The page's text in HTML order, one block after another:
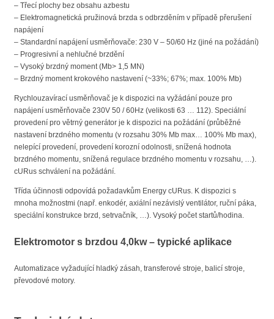
– Třecí plochy bez obsahu azbestu
– Elektromagnetická pružinová brzda s odbrzděním v případě přerušení
napájení
– Standardní napájení usměrňovače: 230 V – 50/60 Hz (jiné na požádání)
– Progresivní a nehlučné brzdění
– Vysoký brzdný moment (Mb> 1,5 MN)
– Brzdný moment krokového nastavení (~33%; 67%; max. 100% Mb)
Rychlouzavírací usměrňovač je k dispozici na vyžádání pouze pro
napájení usměrňovače 230V 50 / 60Hz (velikosti 63 … 112). Speciální
provedení pro větrný generátor je k dispozici na požádání (průběžné
nastavení brzdného momentu (v rozsahu 30% Mb max… 100% Mb max),
nelepící provedení, provedení korozní odolnosti, snížená hodnota
brzdného momentu, snížená regulace brzdného momentu v rozsahu, …).
cURus schválení na požádání.
Třída účinnosti odpovídá požadavkům Energy cURus. K dispozici s
mnoha možnostmi (např. enkodér, axiální nezávislý ventilátor, ruční páka,
speciální konstrukce brzd, setrvačník, …). Vysoký počet startů/hodina.
Elektromotor s brzdou 4,0kw – typické aplikace
Automatizace vyžadující hladký zásah, transferové stroje, balicí stroje,
převodové motory.